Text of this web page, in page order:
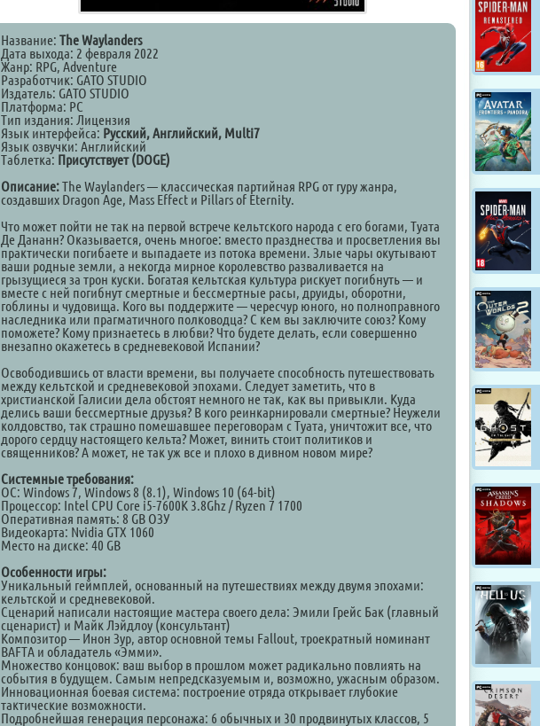
Название: The Waylanders
Дата выхода: 2 февраля 2022
Жанр: RPG, Adventure
Разработчик: GATO STUDIO
Издатель: GATO STUDIO
Платформа: PC
Тип издания: Лицензия
Язык интерфейса: Русский, Английский, Multi7
Язык озвучки: Английский
Таблетка: Присутствует (DOGE)
Описание:The Waylanders — классическая партийная RPG от гуру жанра,
создавших Dragon Age, Mass Effect и Pillars of Eternity.
Что может пойти не так на первой встрече кельтского народа с его богами, Туата
Де Дананн? Оказывается, очень многое: вместо празднества и просветления вы
практически погибаете и выпадаете из потока времени. Злые чары окутывают
ваши родные земли, а некогда мирное королевство разваливается на
грызущиеся за трон куски. Богатая кельтская культура рискует погибнуть — и
вместе с ней погибнут смертные и бессмертные расы, друиды, оборотни,
гоблины и чудовища. Кого вы поддержите — чересчур юного, но полноправного
наследника или прагматичного полководца? С кем вы заключите союз? Кому
поможете? Кому признаетесь в любви? Что будете делать, если совершенно
внезапно окажетесь в средневековой Испании?
Освободившись от власти времени, вы получаете способность путешествовать
между кельтской и средневековой эпохами. Следует заметить, что в
христианской Галисии дела обстоят немного не так, как вы привыкли. Куда
делись ваши бессмертные друзья? В кого реинкарнировали смертные? Неужели
колдовство, так страшно помешавшее переговорам с Туата, уничтожит все, что
дорого сердцу настоящего кельта? Может, винить стоит политиков и
священников? А может, не так уж все и плохо в дивном новом мире?
Системные требования:
ОС: Windows 7, Windows 8 (8.1), Windows 10 (64-bit)
Процессор: Intel CPU Core i5-7600K 3.8Ghz / Ryzen 7 1700
Оперативная память: 8 GB ОЗУ
Видеокарта: Nvidia GTX 1060
Место на диске: 40 GB
Особенности игры:
Уникальный геймплей, основанный на путешествиях между двумя эпохами:
кельтской и средневековой.
Сценарий написали настоящие мастера своего дела: Эмили Грейс Бак (главный
сценарист) и Майк Лэйдлоу (консультант)
Композитор — Инон Зур, автор основной темы Fallout, троекратный номинант
BAFTA и обладатель «Эмми».
Множество концовок: ваш выбор в прошлом может радикально повлиять на
события в будущем. Самым непредсказуемым и, возможно, ужасным образом.
Инновационная боевая система: построение отряда открывает глубокие
тактические возможности.
Подробнейшая генерация персонажа: 6 обычных и 30 продвинутых классов, 5